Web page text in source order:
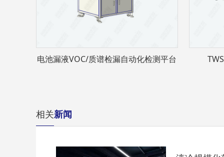
电池漏液VOC/质谱检漏自动化检测平台
相关新闻